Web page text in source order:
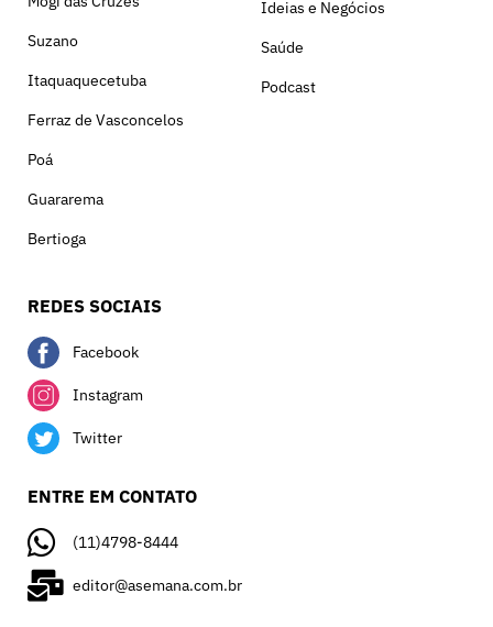
Suzano
Itaquaquecetuba
Ferraz de Vasconcelos
Poá
Guararema
Bertioga
Ideias e Negócios
Saúde
Podcast
REDES SOCIAIS
Facebook
Instagram
Twitter
ENTRE EM CONTATO
(11)4798-8444
editor@asemana.com.br